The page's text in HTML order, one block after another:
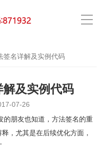
签名详解及实例代码
及实例代码
07-26
的朋友也知道，方法签名的重
，尤其是在后续优化方面，